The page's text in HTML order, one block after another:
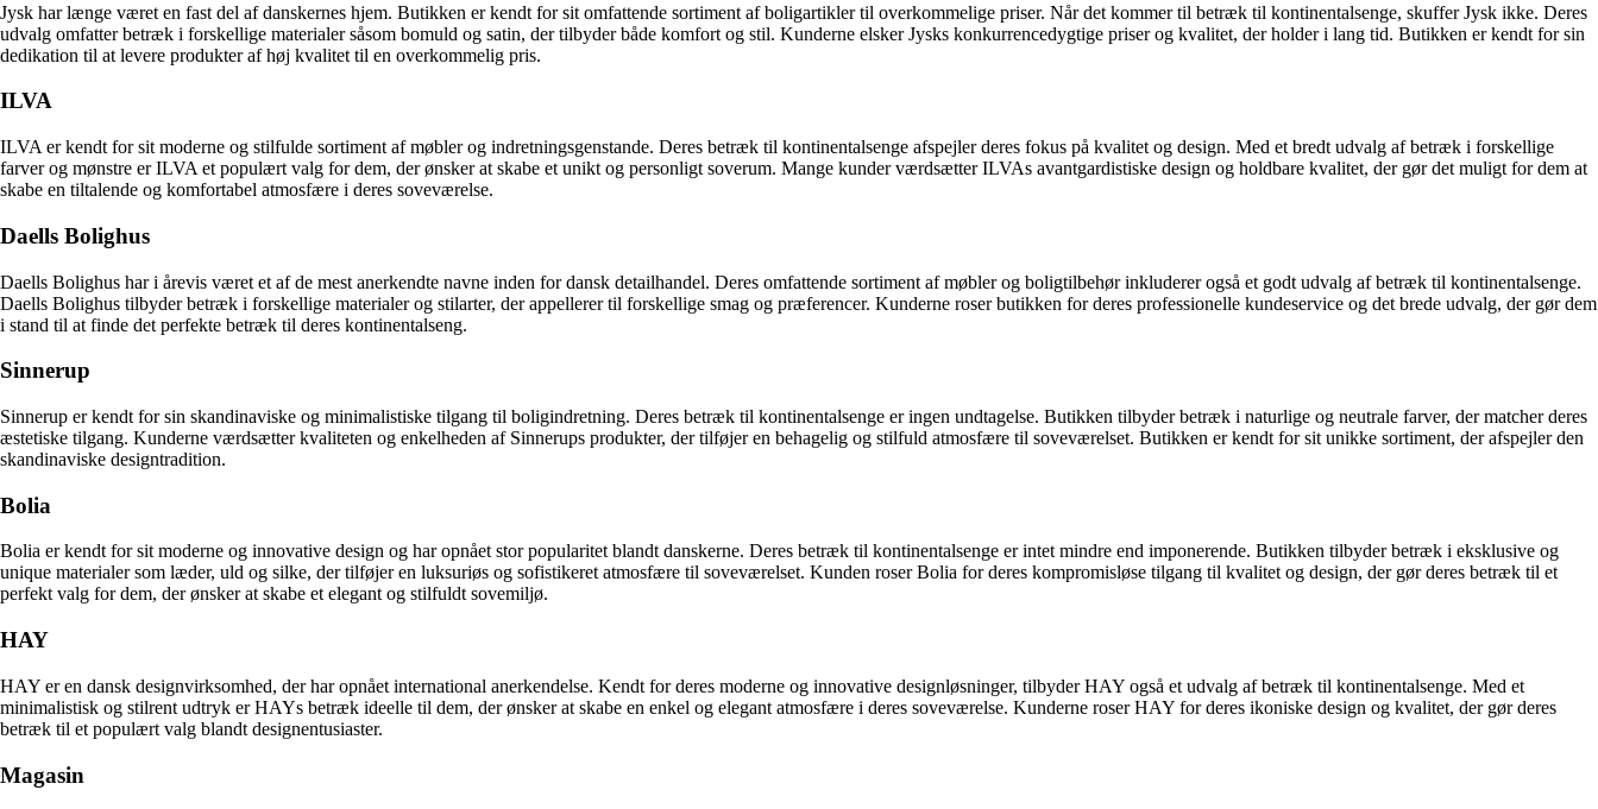
Jysk har længe været en fast del af danskernes hjem. Butikken er kendt for sit omfattende sortiment af boligartikler til overkommelige priser. Når det kommer til betræk til kontinentalsenge, skuffer Jysk ikke. Deres
udvalg omfatter betræk i forskellige materialer såsom bomuld og satin, der tilbyder både komfort og stil. Kunderne elsker Jysks konkurrencedygtige priser og kvalitet, der holder i lang tid. Butikken er kendt for sin
dedikation til at levere produkter af høj kvalitet til en overkommelig pris.
ILVA
ILVA er kendt for sit moderne og stilfulde sortiment af møbler og indretningsgenstande. Deres betræk til kontinentalsenge afspejler deres fokus på kvalitet og design. Med et bredt udvalg af betræk i forskellige
farver og mønstre er ILVA et populært valg for dem, der ønsker at skabe et unikt og personligt soverum. Mange kunder værdsætter ILVAs avantgardistiske design og holdbare kvalitet, der gør det muligt for dem at
skabe en tiltalende og komfortabel atmosfære i deres soveværelse.
Daells Bolighus
Daells Bolighus har i årevis været et af de mest anerkendte navne inden for dansk detailhandel. Deres omfattende sortiment af møbler og boligtilbehør inkluderer også et godt udvalg af betræk til kontinentalsenge.
Daells Bolighus tilbyder betræk i forskellige materialer og stilarter, der appellerer til forskellige smag og præferencer. Kunderne roser butikken for deres professionelle kundeservice og det brede udvalg, der gør dem
i stand til at finde det perfekte betræk til deres kontinentalseng.
Sinnerup
Sinnerup er kendt for sin skandinaviske og minimalistiske tilgang til boligindretning. Deres betræk til kontinentalsenge er ingen undtagelse. Butikken tilbyder betræk i naturlige og neutrale farver, der matcher deres
æstetiske tilgang. Kunderne værdsætter kvaliteten og enkelheden af Sinnerups produkter, der tilføjer en behagelig og stilfuld atmosfære til soveværelset. Butikken er kendt for sit unikke sortiment, der afspejler den
skandinaviske designtradition.
Bolia
Bolia er kendt for sit moderne og innovative design og har opnået stor popularitet blandt danskerne. Deres betræk til kontinentalsenge er intet mindre end imponerende. Butikken tilbyder betræk i eksklusive og
unique materialer som læder, uld og silke, der tilføjer en luksuriøs og sofistikeret atmosfære til soveværelset. Kunden roser Bolia for deres kompromisløse tilgang til kvalitet og design, der gør deres betræk til et
perfekt valg for dem, der ønsker at skabe et elegant og stilfuldt sovemiljø.
HAY
HAY er en dansk designvirksomhed, der har opnået international anerkendelse. Kendt for deres moderne og innovative designløsninger, tilbyder HAY også et udvalg af betræk til kontinentalsenge. Med et
minimalistisk og stilrent udtryk er HAYs betræk ideelle til dem, der ønsker at skabe en enkel og elegant atmosfære i deres soveværelse. Kunderne roser HAY for deres ikoniske design og kvalitet, der gør deres
betræk til et populært valg blandt designentusiaster.
Magasin